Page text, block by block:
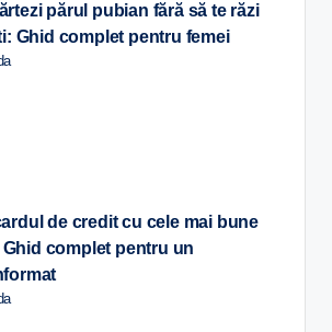
părul pubian fără să te răzi
Ghid complet pentru femei
de credit cu cele mai bune
complet pentru un